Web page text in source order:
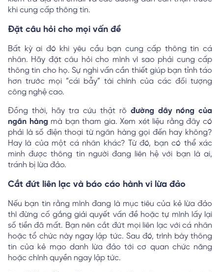
khi cung cấp thông tin.
Đặt câu hỏi cho mọi vấn đề
Bất kỳ ai đó khi yêu cầu bạn cung cấp thông tin cá
nhân. Hãy đặt câu hỏi cho mình vì sao phải cung cấp
thông tin cho họ. Sự nghi vấn cần thiết giúp bạn tỉnh táo
hơn trước mọi “cái bẫy” tài chính của các đối tượng
công nghệ cao.
Đồng thời, hãy tra cứu thật rõ đường dây nóng của
ngân hàng mà bạn tham gia. Xem xét liệu rằng đây có
phải là số điện thoại từ ngân hàng gọi đến hay không?
Hay là của một cá nhân khác? Từ đó, bạn có thể xác
minh được thông tin người đang liên hệ với bạn là ai,
tránh bị lừa đảo.
Cắt đứt liên lạc và báo cáo hành vi lừa đảo
Nếu bạn tin rằng mình đang là mục tiêu của kẻ lừa đảo
thì đừng cố gắng giải quyết vấn đề hoặc tự mình lấy lại
số tiền đã mất. Bạn nên cắt đứt mọi liên lạc với cá nhân
hoặc tổ chức này ngay lập tức. Sau đó, trình bày thông
tin của kẻ mạo danh lừa đảo tới cơ quan chức năng
hoặc chính quyền ngay lập tức.